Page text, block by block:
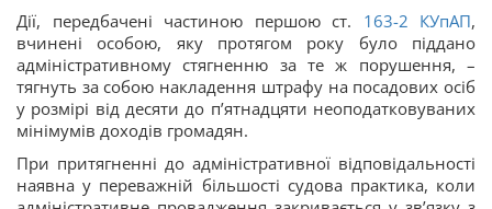
Дії, передбачені частиною першою ст. 163-2 КУпАП,
вчинені особою, яку протягом року було піддано
адміністративному стягненню за те ж порушення, –
тягнуть за собою накладення штрафу на посадових осіб
у розмірі від десяти до п’ятнадцяти неоподатковуваних
мінімумів доходів громадян.
При притягненні до адміністративної відповідальності
наявна у переважній більшості судова практика, коли